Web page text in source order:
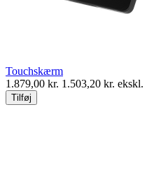
Touchskærm
1.879,00 kr. 1.503,20 kr. ekskl.
Tilføj